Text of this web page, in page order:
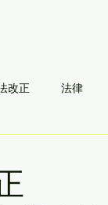
改正 法律